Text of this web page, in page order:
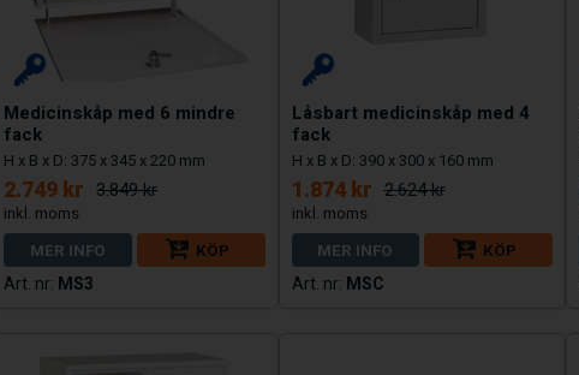
Medicinskåp med 6 mindre
fack
H x B x D: 375 x 345 x 220 mm
2.749 kr 3.849 kr
MER INFO
KÖP
MS3
Låsbart medicinskåp med 4
fack
H x B x D: 390 x 300 x 160 mm
1.874 kr 2.624 kr
MER INFO
KÖP
MSC